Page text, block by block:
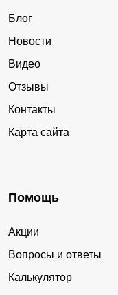
Блог
Новости
Видео
Отзывы
Контакты
Карта сайта
Помощь
Акции
Вопросы и ответы
Калькулятор